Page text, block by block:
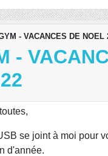
- VACANCES DE NOEL
-
se joint à moi pour
d'année.